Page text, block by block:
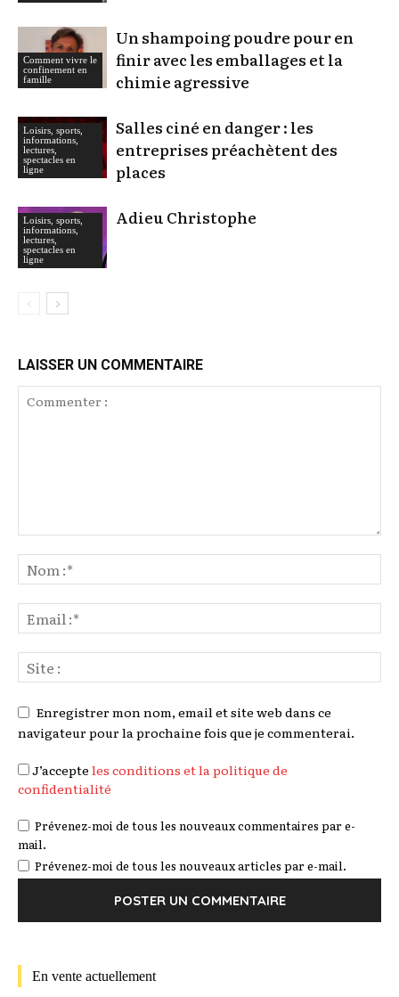
Comment vivre le
confinement en
famille
Un shampoing poudre pour en
finir avec les emballages et la
chimie agressive
Loisirs, sports,
informations,
lectures,
spectacles en
ligne
Salles ciné en danger : les
entreprises préachètent des
places
Loisirs, sports,
informations,
lectures,
spectacles en
ligne
Adieu Christophe
LAISSER UN COMMENTAIRE
Enregistrer mon nom, email et site web dans ce
navigateur pour la prochaine fois que je commenterai.
J’accepte les conditions et la politique de
confidentialité
Prévenez-moi de tous les nouveaux commentaires par e-
mail.
Prévenez-moi de tous les nouveaux articles par e-mail.
En vente actuellement